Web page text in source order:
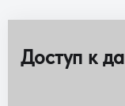
Доступ к